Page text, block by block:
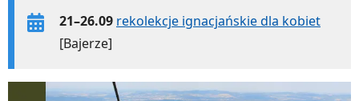
21–26.09 rekolekcje ignacjańskie dla kobiet
[Bajerze]